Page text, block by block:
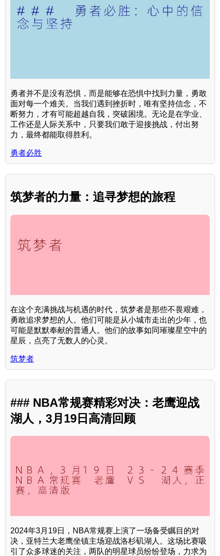
勇者并不是没有恐惧，而是能够在恐惧中找到力量，勇敢
面对每一个难关。当我们遇到挫折时，唯有坚持信念，不
断努力，才有可能超越自我，突破困境。无论是在学业、
工作还是人际关系中，只要我们敢于迎接挑战，付出努
力，最终都能取得胜利。
勇者必胜
筑梦者的力量：追寻梦想的旅程
在这个充满挑战与机遇的时代，筑梦者是那些不畏艰难，
勇敢追求梦想的人。他们可能是从小城市走出的少年，也
可能是默默奉献的普通人。他们的故事如同璀璨星空中的
星辰，点亮了无数人的心灵。
筑梦者
### NBA常规赛精彩对决：老鹰迎战
湖人，3月19日高清回顾
2024年3月19日，NBA常规赛上演了一场备受瞩目的对
决，亚特兰大老鹰坐镇主场迎战洛杉矶湖人。这场比赛吸
引了众多球迷的关注，两队的明星球员纷纷登场，力求为